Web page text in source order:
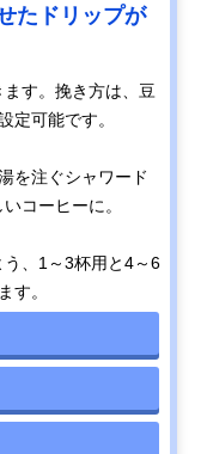
たドリップが
ます。挽き方は、豆
定可能です。
を注ぐシャワード
コーヒーに。
、1～3杯用と4～6
す。